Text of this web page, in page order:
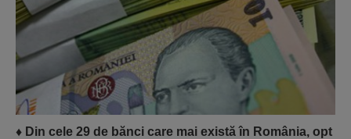
♦ Din cele 29 de bănci care mai există în România, opt